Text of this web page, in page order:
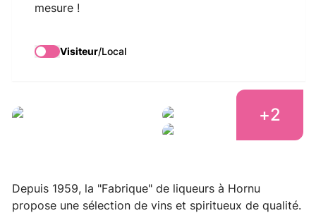
mesure !
Visiteur/Local
"Vins Vuylsteke" -
Caviste - Liquoriste
+2
Depuis 1959, la "Fabrique" de liqueurs à Hornu
propose une sélection de vins et spiritueux de qualité.